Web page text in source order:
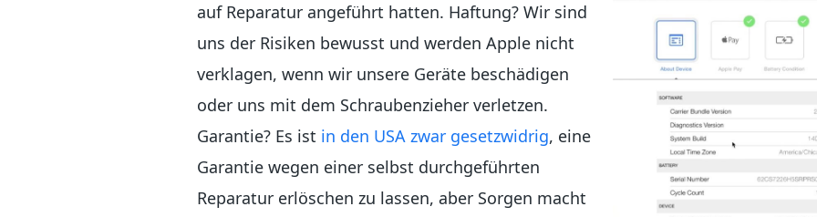
auf Reparatur angeführt hatten. Haftung? Wir sind
uns der Risiken bewusst und werden Apple nicht
verklagen, wenn wir unsere Geräte beschädigen
oder uns mit dem Schraubenzieher verletzen.
Garantie? Es ist in den USA zwar gesetzwidrig, eine
Garantie wegen einer selbst durchgeführten
Reparatur erlöschen zu lassen, aber Sorgen macht